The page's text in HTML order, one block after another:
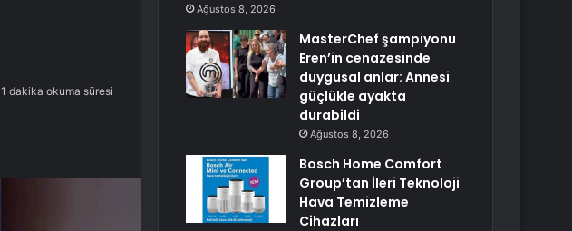
1 dakika okuma süresi
Ağustos 8, 2026
MasterChef şampiyonu
Eren’in cenazesinde
duygusal anlar: Annesi
güçlükle ayakta
durabildi
Ağustos 8, 2026
Bosch Home Comfort
Group’tan İleri Teknoloji
Hava Temizleme
Cihazları